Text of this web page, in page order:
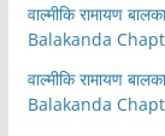
वाल्मीकि रामायण
Balakanda
वाल्मीकि रामायण
Balakanda